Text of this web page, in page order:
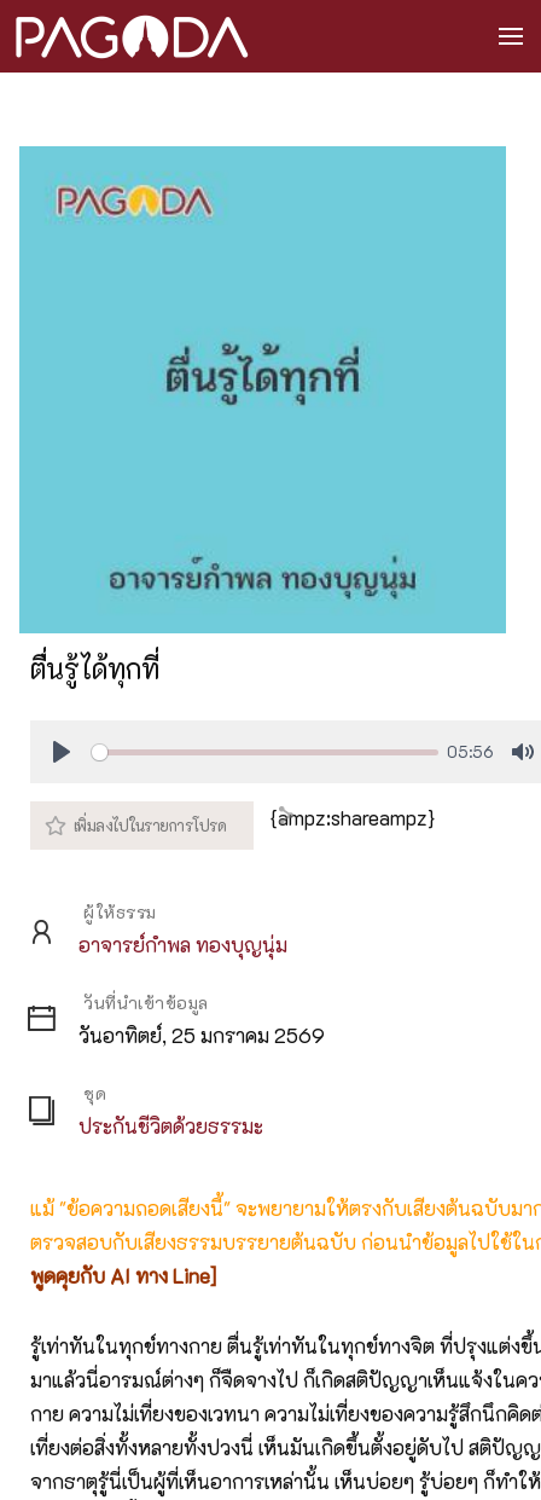
ตื่นรู้ได้ทุกที่
05:56
{ampz:shareampz}
ผู้ให้ธรรม
อาจารย์กำพล ทองบุญนุ่ม
วันที่นำเข้าข้อมูล
วันอาทิตย์, 25 มกราคม 2569
ชุด
ประกันชีวิตด้วยธรรมะ
แม้ "ข้อความถอดเสียงนี้" จะพยายามให้ตรงกับเสียงต้นฉบับม
ตรวจสอบกับเสียงธรรมบรรยายต้นฉบับ ก่อนนำข้อมูลไปใช้ใน
พูดคุยกับ AI ทาง Line]
รู้เท่าทันในทุกข์ทางกาย ตื่นรู้เท่าทันในทุกข์ทางจิต ที่ปรุงแต่ง
มาแล้วนี่อารมณ์ต่างๆ ก็จืดจางไป ก็เกิดสติปัญญาเห็นแจ้งในคว
กาย ความไม่เที่ยงของเวทนา ความไม่เที่ยงของความรู้สึกนึกคิด
เที่ยงต่อสิ่งทั้งหลายทั้งปวงนี่ เห็นมันเกิดขึ้นตั้งอยู่ดับไป สติปัญ
จากธาตุรู้นี่เป็นผู้ที่เห็นอาการเหล่านั้น เห็นบ่อยๆ รู้บ่อยๆ ก็ทำให้